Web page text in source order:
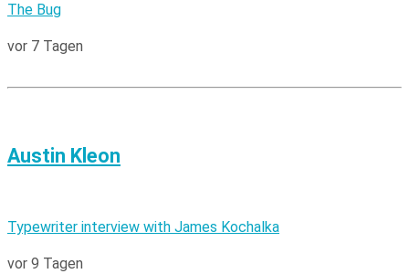
The Bug
vor 7 Tagen
Austin Kleon
Typewriter interview with James Kochalka
vor 9 Tagen